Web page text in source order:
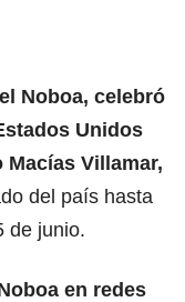
Noboa, celebró
Unidos
Macías Villamar,
del país hasta
de junio.
en redes